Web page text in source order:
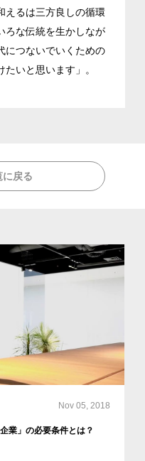
えるは三方良しの循環
ろな伝統を生かしなが
につないでいくための
いと思います」。
戻る
Nov 05, 2018
業」の必要条件とは？